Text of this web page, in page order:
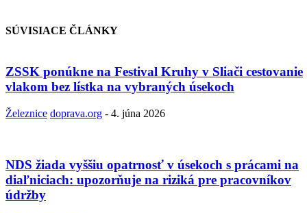
SÚVISIACE ČLÁNKY
ZSSK ponúkne na Festival Kruhy v Sliači cestovanie
vlakom bez lístka na vybraných úsekoch
Železnice doprava.org - 4. júna 2026
NDS žiada vyššiu opatrnosť v úsekoch s prácami na
diaľniciach: upozorňuje na riziká pre pracovníkov
údržby